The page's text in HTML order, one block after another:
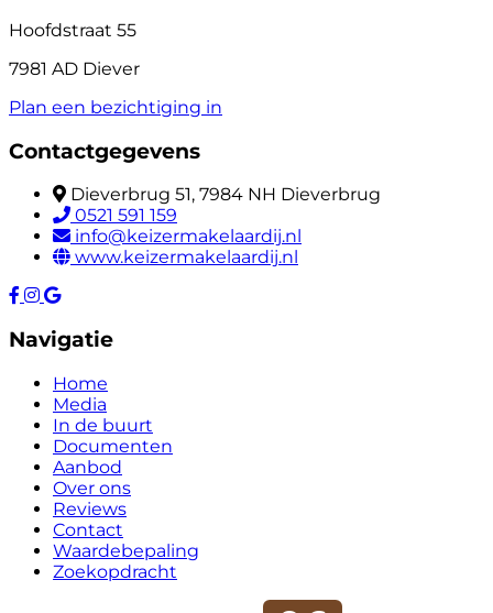
Hoofdstraat 55
7981 AD Diever
Plan een bezichtiging in
Contactgegevens
Dieverbrug 51, 7984 NH Dieverbrug
0521 591 159
info@keizermakelaardij.nl
www.keizermakelaardij.nl
Navigatie
Home
Media
In de buurt
Documenten
Aanbod
Over ons
Reviews
Contact
Waardebepaling
Zoekopdracht